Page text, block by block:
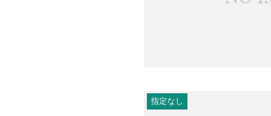
指定なし